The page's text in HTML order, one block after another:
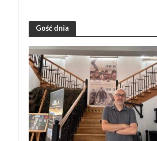
Gość dnia